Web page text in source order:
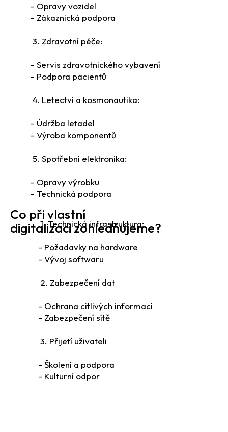
- Opravy vozidel
- Zákaznická podpora
3. Zdravotní péče:
- Servis zdravotnického vybavení
- Podpora pacientů
4. Letectví a kosmonautika:
- Údržba letadel
- Výroba komponentů
5. Spotřební elektronika:
- Opravy výrobku
- Technická podpora
Co při vlastní
digitalizaci zohledňujeme?
1. Technická infrastruktura:
- Požadavky na hardware
- Vývoj softwaru
2. Zabezpečení dat
- Ochrana citlivých informací
- Zabezpečení sítě
3. Přijetí uživateli
- Školení a podpora
- Kulturní odpor